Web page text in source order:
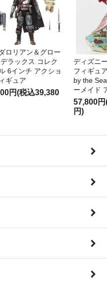
ロリアン＆グロー
ラックス コレク
6インチ アクショ
ギュア
円(税込39,380
ディズニ
フィギュ
by the
ーメイド
57,800
円)